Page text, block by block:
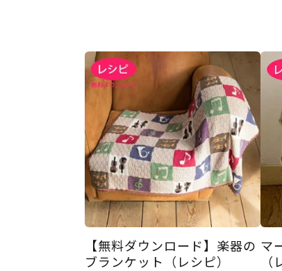
【無料ダウンロード】楽器の
ブランケット（レシピ）
マ
（